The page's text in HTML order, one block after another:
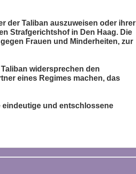
der Taliban auszuweisen oder ihrer
Strafgerichtshof in Den Haag. Die
Frauen und Minderheiten, zur
widersprechen den
eines Regimes machen, das
eindeutige und entschlossene